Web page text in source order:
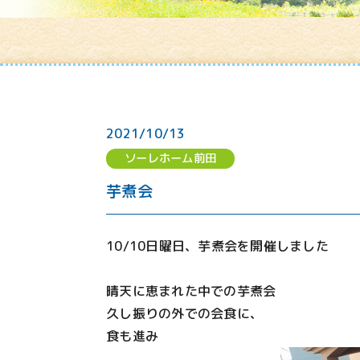
2021/10/13
ソーレホーム前田
芋煮会
10/10日曜日、芋煮会を開催しました
晴天に恵まれた中での芋煮会
久し振りの外での会食に、
食も進み